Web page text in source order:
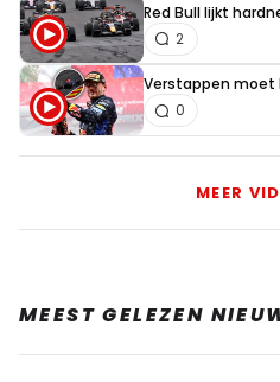
Red Bull lijkt
2
Verstappen moet
0
MEER
MEEST GELEZEN